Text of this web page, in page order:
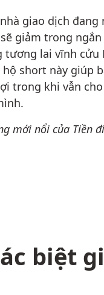
giao dịch
giảm trong
tương lai vĩnh
short này giúp
trong khi vẫn
mới nổi của Tiền
biệt